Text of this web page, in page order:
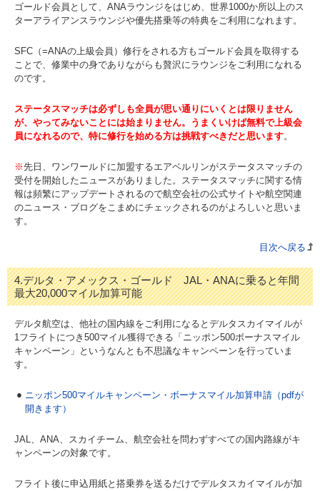
ゴールド会員として、ANAラウンジをはじめ、世界1000か所以上のス
ターアライアンスラウンジや優先搭乗等の特典をご利用になれます。
SFC（=ANAの上級会員）修行をされる方もゴールド会員を取得する
ことで、修業中の身でありながらも贅沢にラウンジをご利用になれる
のです。
ステータスマッチは必ずしも全員が思い通りにいくとは限りません
が、やってみないことには始まりません。うまくいけば無料で上級会
員になれるので、特に修行を始める方は挑戦すべきだと思います。
※先日、ワンワールドに加盟するエアベルリンがステータスマッチの
受付を開始したニュースがありました。ステータスマッチに関する情
報は頻繁にアップデートされるので航空会社の公式サイトや航空関連
のニュース・ブログをこまめにチェックされるのがよろしいと思いま
す。
目次へ戻る
4.デルタ・アメックス・ゴールド JAL・ANAに乗ると年間
最大20,000マイル加算可能
デルタ航空は、他社の国内線をご利用になるとデルタスカイマイルが
1フライトにつき500マイル獲得できる「ニッポン500ボーナスマイル
キャンペーン」というなんとも不思議なキャンペーンを行っていま
す。
ニッポン500マイルキャンペーン・ボーナスマイル加算申請（pdfが
開きます）
JAL、ANA、スカイチーム、航空会社を問わずすべての国内路線がキ
ャンペーンの対象です。
フライト後に申込用紙と搭乗券を送るだけでデルタスカイマイルが加